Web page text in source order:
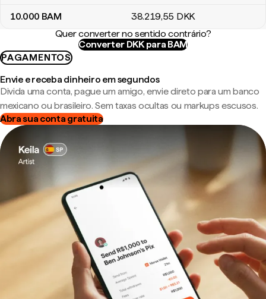
10.000 BAM 38.219,55 DKK
Quer converter no sentido contrário?
Converter DKK para BAM
PAGAMENTOS
Envie e receba dinheiro em segundos
Divida uma conta, pague um amigo, envie direto para um banco
mexicano ou brasileiro. Sem taxas ocultas ou markups escusos.
Abra sua conta gratuita